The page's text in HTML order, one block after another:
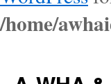
/home/